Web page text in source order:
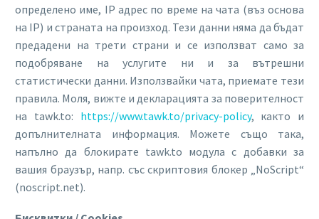
определено име, IP адрес по време на чата (въз основа
на IP) и страната на произход. Тези данни няма да бъдат
предадени на трети страни и се използват само за
подобряване на услугите ни и за вътрешни
статистически данни. Използвайки чата, приемате тези
правила. Моля, вижте и декларацията за поверителност
на tawk.to: https://www.tawk.to/privacy-policy, както и
допълнителната информация. Можете също така,
напълно да блокирате tawk.to модула с добавки за
вашия браузър, напр. със скриптовия блокер „NoScript“
(noscript.net).